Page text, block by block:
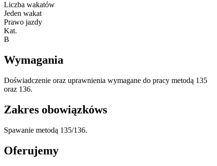
Liczba wakatów
Jeden wakat
Prawo jazdy
Kat.
B
Wymagania
Doświadczenie oraz uprawnienia wymagane do pracy metodą 135
oraz 136.
Zakres obowiązkóws
Spawanie metodą 135/136.
Oferujemy